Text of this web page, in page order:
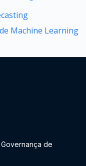
Machine Learning
Governança de